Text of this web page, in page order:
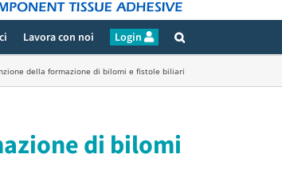
Lavora con noi Login
della formazione di bilomi e fistole biliari
di bilomi